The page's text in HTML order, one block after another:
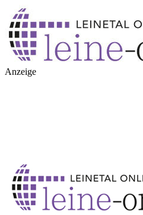
Anzeige